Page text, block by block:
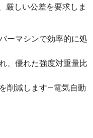
しい公差を要求しま
ーマシンで効率的に処
、優れた強度対重量比
削減します—電気自動